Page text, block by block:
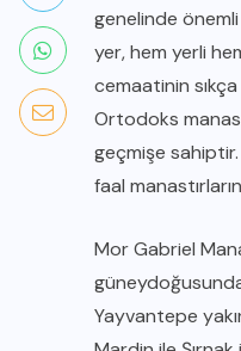
genelinde
yer, hem yerli
cemaatinin
Ortodoks
geçmişe
faal
Mor Gabriel
Yayvantepe